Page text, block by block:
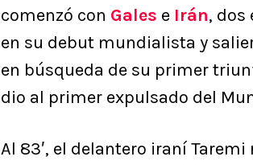
comenzó con Gales e Irán, dos
en su debut mundialista y
en búsqueda de su primer
dio al primer expulsado del
Al 83′, el delantero iraní